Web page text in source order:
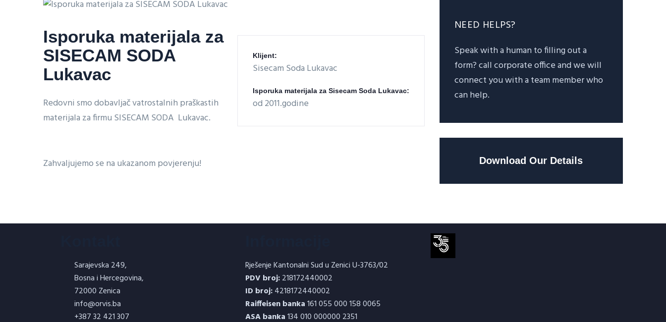
Klijent:
Sisecam Soda Lukavac
Isporuka materijala za Sisecam Soda Lukavac:
od 2011.godine
Isporuka materijala za
SISECAM SODA
Lukavac
Redovni smo dobavljač vatrostalnih praškastih
materijala za firmu SISECAM SODA Lukavac.
Zahvaljujemo se na ukazanom povjerenju!
NEED HELPS?
Speak with a human to filling out a
form? call corporate office and we will
connect you with a team member who
can help.
Download Our Details
Sarajevska 249,
Bosna i Hercegovina,
72000 Zenica
info@orvis.ba
+387 32 421 307
Rješenje Kantonalni Sud u Zenici U-3763/02
PDV broj:218172440002
ID broj:4218172440002
Raiffeisen banka161 055 000 158 0065
ASA banka134 010 000000 2351